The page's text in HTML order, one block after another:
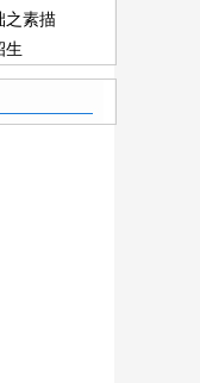
之素描
生